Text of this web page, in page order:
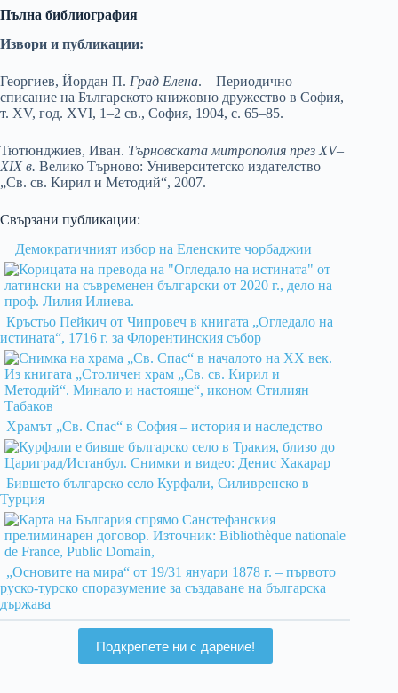
Пълна библиография
Извори и публикации:
Георгиев, Йордан П. Град Елена. – Периодично
списание на Българското книжовно дружество в София,
т. XV, год. XVI, 1–2 св., София, 1904, с. 65–85.
Тютюнджиев, Иван. Търновската митрополия през XV–
XIX в. Велико Търново: Университетско издателство
„Св. св. Кирил и Методий“, 2007.
Свързани публикации:
Демократичният избор на Еленските чорбаджии
Кръстьо Пейкич от Чипровеч в книгата „Огледало на
истината“, 1716 г. за Флорентинския събор
Храмът „Св. Спас“ в София – история и наследство
Бившето българско село Курфали, Силивренско в
Турция
„Основите на мира“ от 19/31 януари 1878 г. – първото
руско-турско споразумение за създаване на българска
държава
Подкрепете ни с дарение!